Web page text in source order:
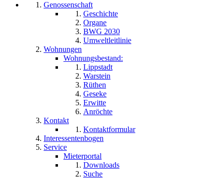
Genossenschaft
Geschichte
Organe
BWG 2030
Umweltleitlinie
Wohnungen
Wohnungsbestand:
Lippstadt
Warstein
Rüthen
Geseke
Erwitte
Anröchte
Kontakt
Kontaktformular
Interessentenbogen
Service
Mieterportal
Downloads
Suche